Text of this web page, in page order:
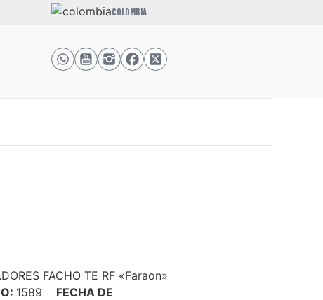
COLOMBIA
FACHO TE RF «Faraon»
1589 FECHA DE